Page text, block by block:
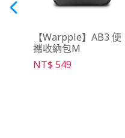
【Warpple】AB3 便
攜收納包M
NT$ 549